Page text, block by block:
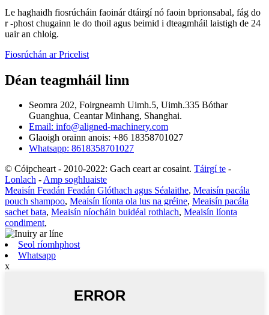
Le haghaidh fiosrúcháin faoinár dtáirgí nó faoin bprionsabal, fág do
r -phost chugainn le do thoil agus beimid i dteagmháil laistigh de 24
uair an chloig.
Fiosrúchán ar Pricelist
Déan teagmháil linn
Seomra 202, Foirgneamh Uimh.5, Uimh.335 Bóthar
Guanghua, Ceantar Minhang, Shanghai.
Email: info@aligned-machinery.com
Glaoigh orainn anois: +86 18358701027
Whatsapp: 8618358701027
© Cóipcheart - 2010-2022: Gach ceart ar cosaint. Táirgí te -
Lonlach -Amp soghluaiste
Meaisín Feadán Feadán Glóthach agus Séalaithe, Meaisín pacála
pouch shampoo, Meaisín líonta ola lus na gréine, Meaisín pacála
sachet bata, Meaisín níocháin buidéal rothlach, Meaisín líonta
condiment,
Seol ríomhphost
Whatsapp
x